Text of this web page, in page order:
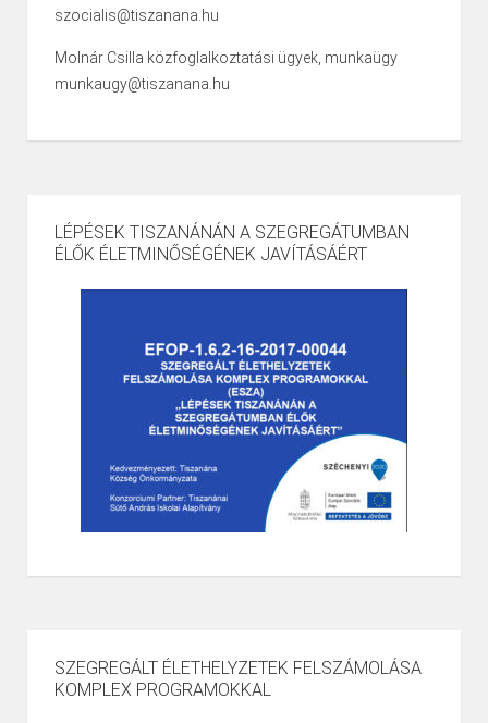
szocialis@tiszanana.hu
Molnár Csilla közfoglalkoztatási ügyek, munkaügy
munkaugy@tiszanana.hu
LÉPÉSEK TISZANÁNÁN A SZEGREGÁTUMBAN
ÉLŐK ÉLETMINŐSÉGÉNEK JAVÍTÁSÁÉRT
SZEGREGÁLT ÉLETHELYZETEK FELSZÁMOLÁSA
KOMPLEX PROGRAMOKKAL